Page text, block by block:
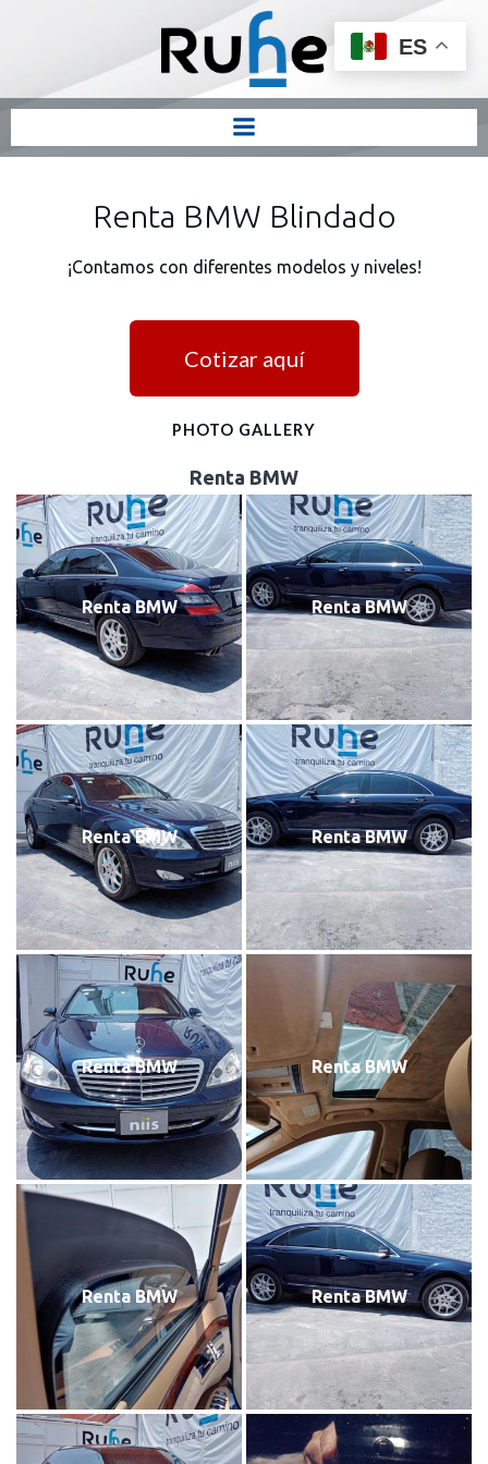
Renta BMW Blindado
¡Contamos con diferentes modelos y niveles!
Cotizar aquí
PHOTO GALLERY
Renta BMW
Renta BMW Renta BMW
Renta BMW Renta BMW
Renta BMW Renta BMW
Renta BMW Renta BMW
ES